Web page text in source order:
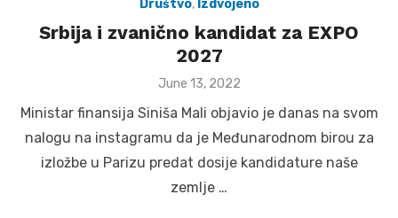
Društvo, Izdvojeno
Srbija i zvanično kandidat za EXPO
2027
Posted
June 13, 2022
Ministar finansija Siniša Mali objavio je danas na svom
nalogu na instagramu da je Međunarodnom birou za
izložbe u Parizu predat dosije kandidature naše
zemlje …